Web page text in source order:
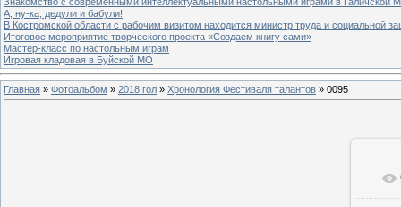
А, ну-ка, дедули и бабули!
В Костромской области с рабочим визитом находится министр труда и социальной
Итоговое мероприятие творческого проекта «Создаем книгу сами»
Мастер-класс по настольным играм
Игровая кладовая в Буйской МО
Главная » Фотоальбом » 2018 гол » Хронология Фестиваля талантов » 0095